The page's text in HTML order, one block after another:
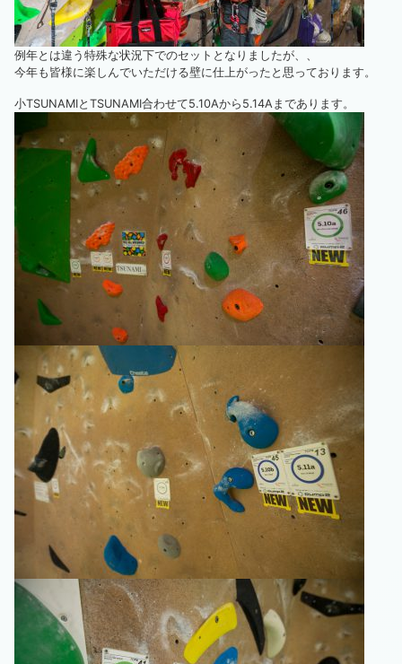
例年とは違う特殊な状況下でのセットとなりましたが、、
今年も皆様に楽しんでいただける壁に仕上がったと思っております。
小TSUNAMIとTSUNAMI合わせて5.10Aから5.14Aまであります。